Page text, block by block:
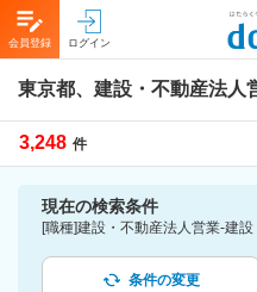
会員登録 ログイン
東京都、建設・不動産法人
3,248 件
現在の検索条件
条件の変更